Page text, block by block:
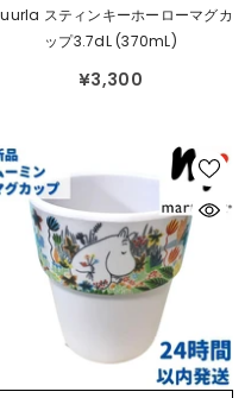
スティンキーホーローマグカ
ップ3.7dL (370mL)
¥3,300